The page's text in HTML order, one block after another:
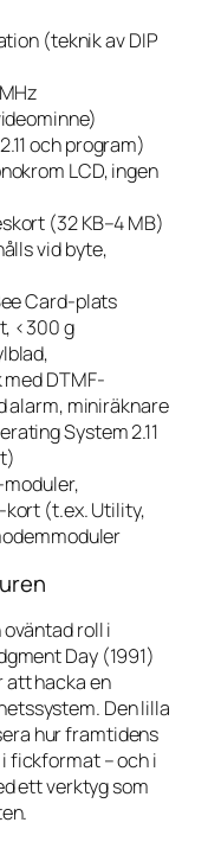
(teknik av DIP
och program)
LCD, ingen
(32 KB–4 MB)
vid byte,
Card-plats
<300 g
DTMF-
alarm, miniräknare
System 2.11
kort (t.ex. Utility,
roll i
Day(1991)
att hacka en
Den lilla
hur framtidens
fickformat – och i
ett verktyg som